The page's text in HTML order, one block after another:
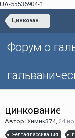
UA-55536904-1
Цинкование, кадмирование
Форум о
цинкование
Автор: Химик374, 24
желтая пассивация